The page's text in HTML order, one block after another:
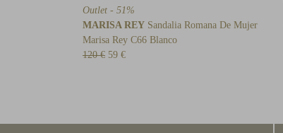
Outlet - 51%
MARISA REY Sandalia Romana De Mujer
Marisa Rey C66 Blanco
120 € 59 €